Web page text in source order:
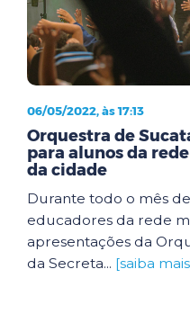
06/05/2022, às 17:13
Orquestra de
para alunos da
da cidade
Durante todo o mês
educadores da rede
apresentações da
da Secreta... [saiba